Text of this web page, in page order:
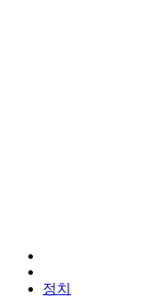
정치